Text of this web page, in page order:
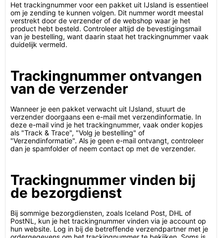
Het trackingnummer voor een pakket uit IJsland is essentieel
om je zending te kunnen volgen. Dit nummer wordt meestal
verstrekt door de verzender of de webshop waar je het
product hebt besteld. Controleer altijd de bevestigingsmail
van je bestelling, want daarin staat het trackingnummer vaak
duidelijk vermeld.
Trackingnummer ontvangen
van de verzender
Wanneer je een pakket verwacht uit IJsland, stuurt de
verzender doorgaans een e-mail met verzendinformatie. In
deze e-mail vind je het trackingnummer, vaak onder kopjes
als "Track & Trace", "Volg je bestelling" of
"Verzendinformatie". Als je geen e-mail ontvangt, controleer
dan je spamfolder of neem contact op met de verzender.
Trackingnummer vinden bij
de bezorgdienst
Bij sommige bezorgdiensten, zoals Iceland Post, DHL of
PostNL, kun je het trackingnummer vinden via je account op
hun website. Log in bij de betreffende verzendpartner met je